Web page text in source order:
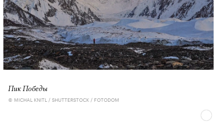
Пик Победы
© MICHAL KNITL / SHUTTERSTOCK / FOTODOM